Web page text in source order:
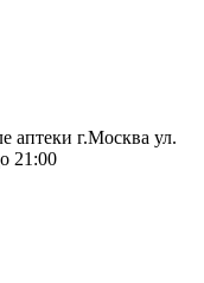
аптеки г.Москва ул.
21:00